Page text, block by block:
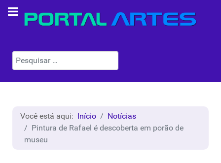
Pesquisar
Você está aqui: Início
Notícias
Pintura de Rafael é descoberta em porão de
museu